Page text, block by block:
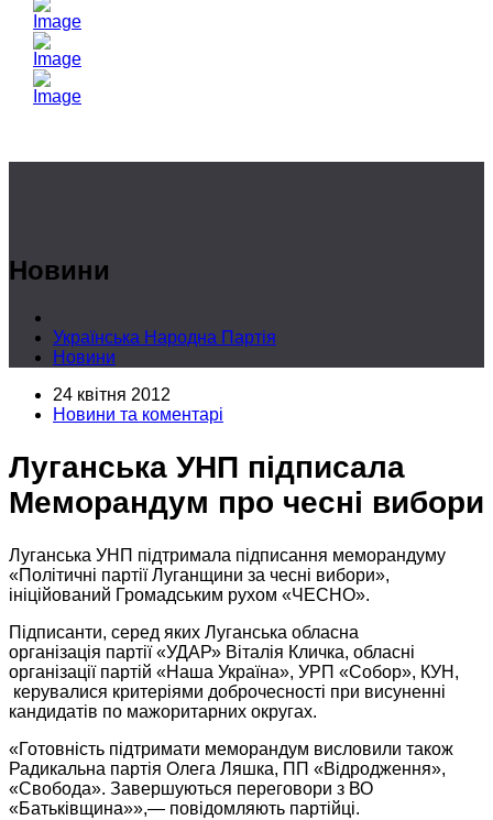
Новини
Українська Народна Партія
Новини
24 квітня 2012
Новини та коментарі
Луганська УНП підписала
Меморандум про чесні вибори
Луганська УНП підтримала підписання меморандуму
«Політичні партії Луганщини за чесні вибори»,
ініційований Громадським рухом «ЧЕСНО».
Підписанти, серед яких Луганська обласна
організація партії«УДАР» Віталія Кличка, обласні
організації партій «Наша Україна», УРП «Собор», КУН,
керувалися критеріями доброчесності при висуненні
кандидатів по мажоритарних округах.
«Готовність підтримати меморандум висловили також
Радикальна партія Олега Ляшка, ПП «Відродження»,
«Свобода». Завершуються переговори з ВО
«Батьківщина»»,— повідомляють партійці.